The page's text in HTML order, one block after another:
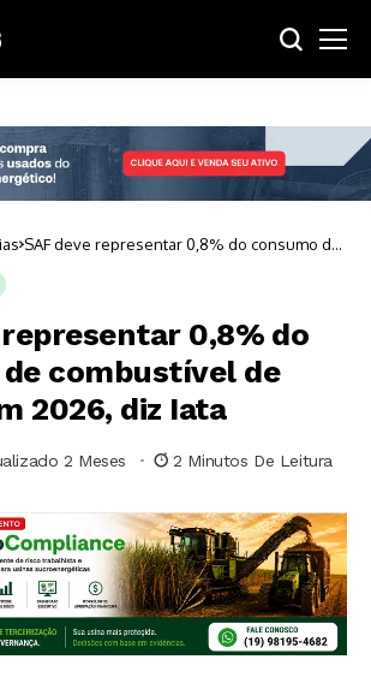
SAF deve representar 0,8% do consumo de
combustível de aviação em 2026, diz Iata
representar 0,8% do
combustível de
2026, diz Iata
2 Meses 2 Minutos De Leitura